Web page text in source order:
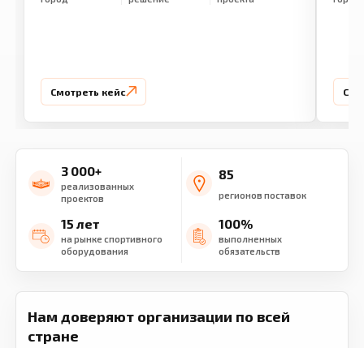
Смотреть кейс
3 000+
реализованных
проектов
85
регионов поставок
15 лет
на рынке спортивного
оборудования
100%
выполненных
обязательств
Нам доверяют организации по всей
стране